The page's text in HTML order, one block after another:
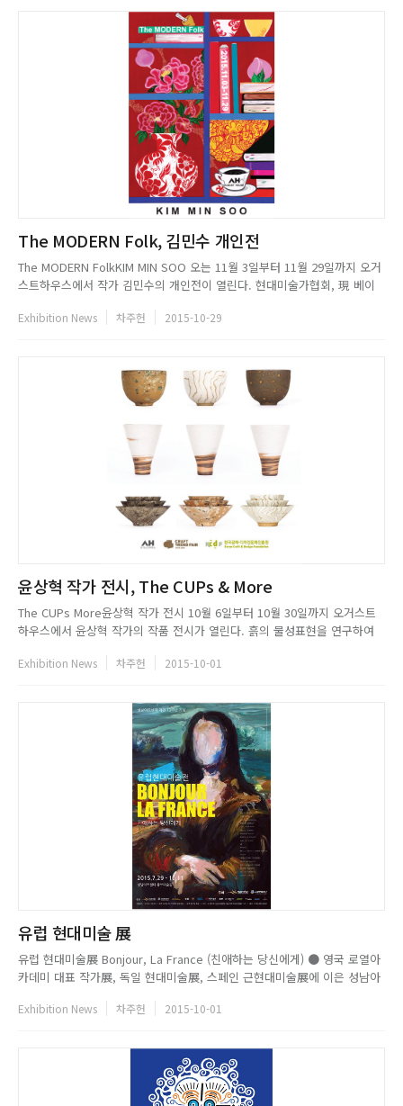
The MODERN Folk, 김민수 개인전
The MODERN FolkKIM MIN SOO 오는 11월 3일부터 11월 29일까지 오거
스트하우스에서 작가 김민수의 개인전이 열린다. 현대미술가협회, 現 베이
다. 동양적 사고와 이미지부터 서구의 표현주의적 터치, 그라피티의 간결한
Exhibition News 차주헌 2015-10-29
윤상혁 작가 전시, The CUPs & More
The CUPs More윤상혁 작가 전시 10월 6일부터 10월 30일까지 오거스트
하우스에서 윤상혁 작가의 작품 전시가 열린다. 흙의 물성표현을 연구하여
다양한 느낌으로 표현하는 윤상혁 작가의 작품을 만나볼 수 있는 좋은 기회
Exhibition News 차주헌 2015-10-01
유럽 현대미술 展
유럽 현대미술展 Bonjour, La France (친애하는 당신에게) ● 영국 로열아
카데미 대표 작가展, 독일 현대미술展, 스페인 근현대미술展에 이은 성남아
콩바스, 다브랭쉬, 올랑, JR, 사바테 등 현대미술을 이끄는 작가들의 작품을
Exhibition News 차주헌 2015-10-01